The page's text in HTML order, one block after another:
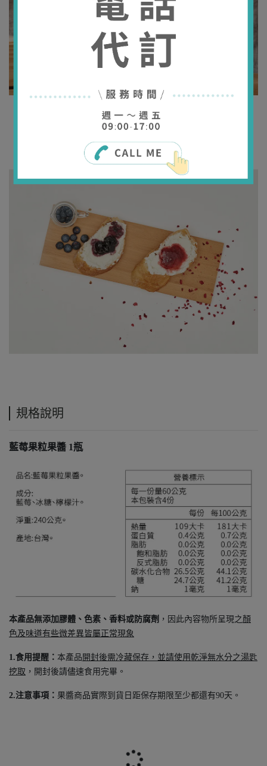
規格說明
藍莓果粒果醬 1瓶
本產品無添加膠體、色素、香料或防腐劑 ，因此內容物所呈現之顏
色及味道有些微差異皆屬正常現象
1.食用提醒： 本產品 開封後需冷藏保存，並請使用乾淨無水分之湯匙
挖取 ，開封後請儘速食用完畢。
2.注意事項： 果醬商品實際到貨日距保存期限至少都還有90天。